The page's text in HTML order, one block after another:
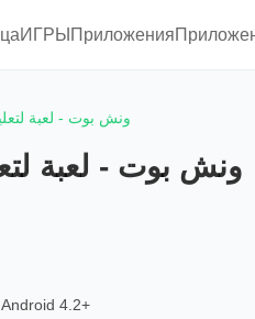
ИГРЫ Приложения
ونش بوت - لعبة
ونش بوت - لعبة
Android 4.2+